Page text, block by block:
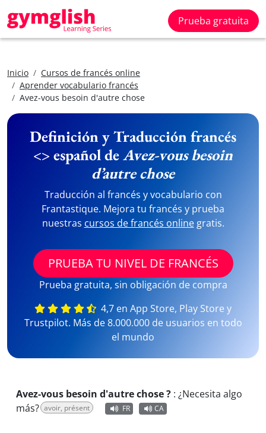
Prueba gratuita
Inicio
Cursos de francés online
Aprender vocabulario francés
Avez-vous besoin d'autre chose
Definición y Traducción francés
<> español deAvez-vous besoin
d’autre chose
Traducción al francés y vocabulario con
Frantastique. Mejora tu francés y prueba
nuestras cursos de francés onlinegratis.
PRUEBA TU NIVEL DE FRANCÉS
Prueba gratuita, sin obligación de compra
4,7 en App Store, Play Store y
Trustpilot. Más de 8.000.000 de usuarios en todo
el mundo
Avez-vous besoin d'autre chose ? : ¿Necesita algo
más? avoir, présent FR CA